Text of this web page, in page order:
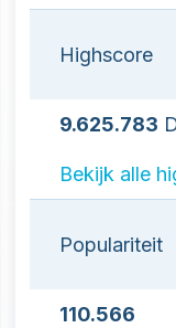
Highscore
9.625.783
Bekijk alle
Populariteit
110.566